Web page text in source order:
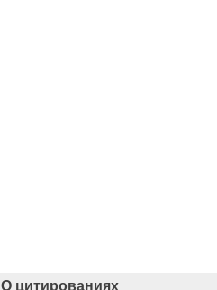
О цитированиях